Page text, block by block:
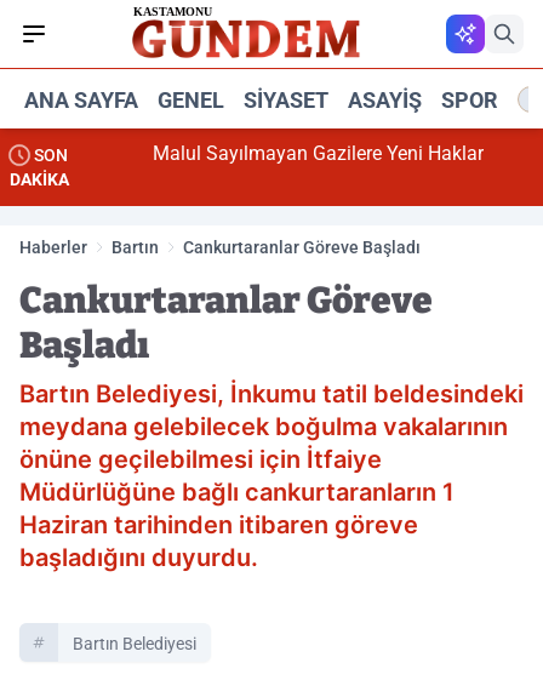
ANA SAYFA GENEL SIYASET ASAYIŞ SPOR
SON
DAKİKA
Malul Sayılmayan Gazilere Yeni Haklar
Haberler Bartın Cankurtaranlar Göreve Başladı
Cankurtaranlar Göreve
Başladı
Bartın Belediyesi, İnkumu tatil beldesindeki
meydana gelebilecek boğulma vakalarının
önüne geçilebilmesi için İtfaiye
Müdürlüğüne bağlı cankurtaranların 1
Haziran tarihinden itibaren göreve
başladığını duyurdu.
Bartın Belediyesi